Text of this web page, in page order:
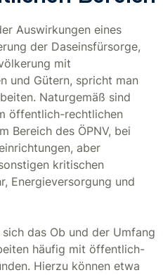
Auswirkungen eines
der Daseinsfürsorge,
mit
und Gütern, spricht man
Naturgemäß sind
öffentlich-rechtlichen
Bereich des ÖPNV, bei
aber
kritischen
Energieversorgung und
das Ob und der Umfang
häufig mit öffentlich-
Hierzu können etwa